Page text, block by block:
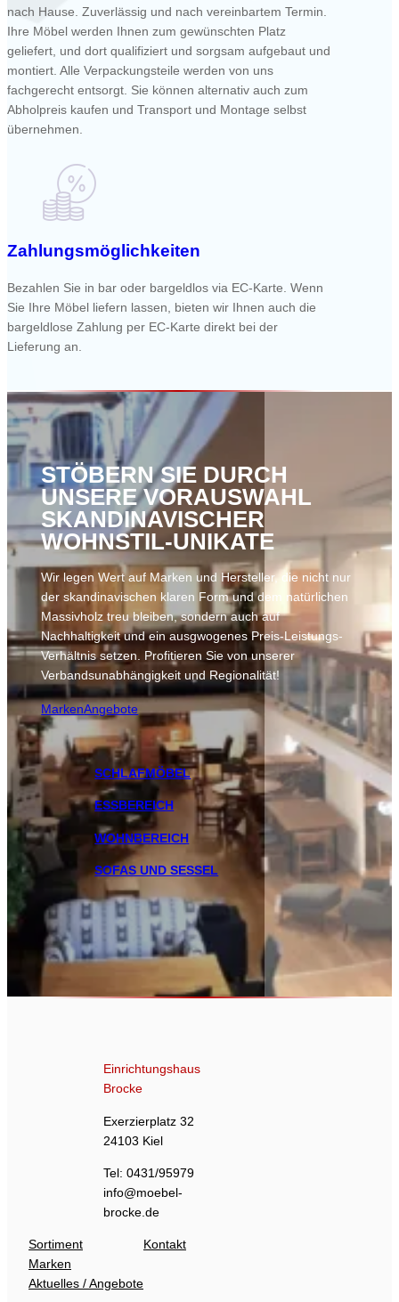
nach Hause. Zuverlässig und nach vereinbartem Termin.
Ihre Möbel werden Ihnen zum gewünschten Platz
geliefert, und dort qualifiziert und sorgsam aufgebaut und
montiert. Alle Verpackungsteile werden von uns
fachgerecht entsorgt. Sie können alternativ auch zum
Abholpreis kaufen und Transport und Montage selbst
übernehmen.
Zahlungsmöglichkeiten
Bezahlen Sie in bar oder bargeldlos via EC-Karte. Wenn
Sie Ihre Möbel liefern lassen, bieten wir Ihnen auch die
bargeldlose Zahlung per EC-Karte direkt bei der
Lieferung an.
STÖBERN SIE DURCH
UNSERE VORAUSWAHL
SKANDINAVISCHER
WOHNSTIL-UNIKATE
Wir legen Wert auf Marken und Hersteller, die nicht nur
der skandinavischen klaren Form und dem natürlichen
Massivholz treu bleiben, sondern auch auf
Nachhaltigkeit und ein ausgwogenes Preis-Leistungs-
Verhältnis setzen. Profitieren Sie von unserer
Verbandsunabhängigkeit und Regionalität!
MarkenAngebote
SCHLAFMÖBEL
ESSBEREICH
WOHNBEREICH
SOFAS UND SESSEL
Einrichtungshaus
Brocke
Exerzierplatz 32
24103 Kiel
Tel: 0431/95979
info@moebel-
brocke.de
Sortiment
Marken
Aktuelles / Angebote
Kontakt